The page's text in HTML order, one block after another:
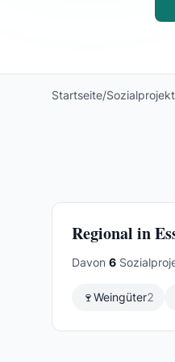
Startseite/
Regional in
Davon 6
🍷Weingüter2